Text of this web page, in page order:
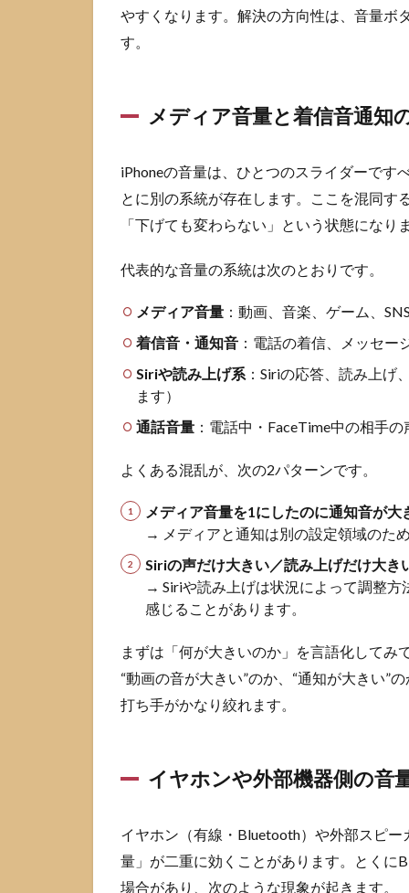
押し
2.2
をパ
ーセ
ント
指定
極小
る
2.3
ショ
ート
カッ
トで
を1%
未満
定す
る
3
イ
ヤホン
で音量
大きい
く
iPhone
ヘッ
の安
全性
やすくなります。解決の方向性は、音量ボ
す。
メディア音量と着信音通知
iPhoneの音量は、ひとつのスライダーです
とに別の系統が存在します。ここを混同す
「下げても変わらない」という状態になりま
代表的な音量の系統は次のとおりです。
メディア音量 ：動画、音楽、ゲーム、
着信音・通知音 ：電話の着信、メッセー
Siriや読み上げ系 ：Siriの応答、読み上げ
ます）
通話音量 ：電話中・FaceTime中の相手の
よくある混乱が、次の2パターンです。
メディア音量を1にしたのに通知音が大
→ メディアと通知は別の設定領域のた
Siriの声だけ大きい／読み上げだけ大き
→ Siriや読み上げは状況によって調整方
感じることがあります。
まずは「何が大きいのか」を言語化してみ
“動画の音が大きい”のか、“通知が大きい”
打ち手がかなり絞れます。
イヤホンや外部機器側の音
イヤホン（有線・Bluetooth）や外部スピ
量」が二重に効くことがあります。とくに
場合があり、次のような現象が起きます。